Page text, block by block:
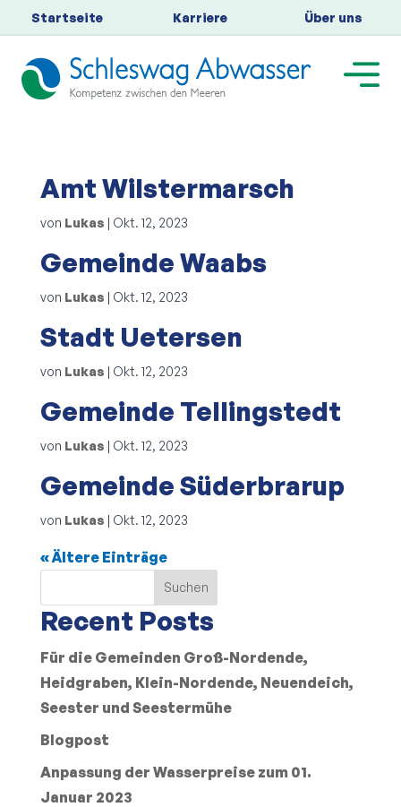
Startseite Karriere Über uns
Amt Wilstermarsch
von Lukas | Okt. 12, 2023
Gemeinde Waabs
von Lukas | Okt. 12, 2023
Stadt Uetersen
von Lukas | Okt. 12, 2023
Gemeinde Tellingstedt
von Lukas | Okt. 12, 2023
Gemeinde Süderbrarup
von Lukas | Okt. 12, 2023
« Ältere Einträge
Suchen
Recent Posts
Für die Gemeinden Groß-Nordende,
Heidgraben, Klein-Nordende, Neuendeich,
Seester und Seestermühe
Blogpost
Anpassung der Wasserpreise zum 01.
Januar 2023